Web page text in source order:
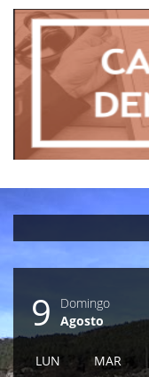
9
Domingo
Agosto
LUN MAR